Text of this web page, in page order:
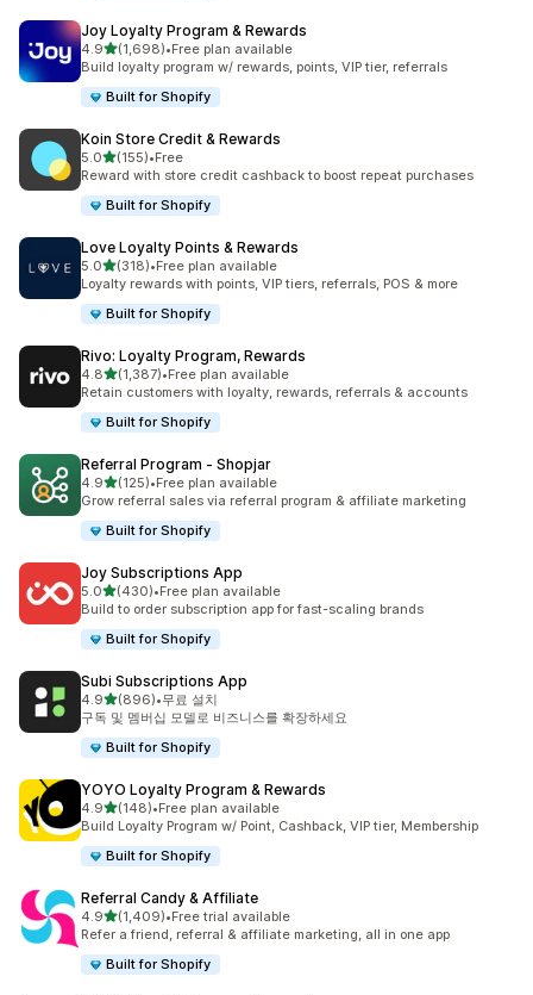
Joy Loyalty Program & Rewards
4.9별 5개 중
(1,698)
총 리뷰 1698개
•Free plan available
Build loyalty program w/ rewards, points, VIP tier, referrals
Built for Shopify
Koin Store Credit & Rewards
5.0별 5개 중
(155)
총 리뷰 155개
•Free
Reward with store credit cashback to boost repeat purchases
Built for Shopify
Love Loyalty Points & Rewards
5.0별 5개 중
(318)
총 리뷰 318개
•Free plan available
Loyalty rewards with points, VIP tiers, referrals, POS & more
Built for Shopify
Rivo: Loyalty Program, Rewards
4.8별 5개 중
(1,387)
총 리뷰 1387개
•Free plan available
Retain customers with loyalty, rewards, referrals & accounts
Built for Shopify
Referral Program ‑ Shopjar
4.9별 5개 중
(125)
총 리뷰 125개
•Free plan available
Grow referral sales via referral program & affiliate marketing
Built for Shopify
Joy Subscriptions App
5.0별 5개 중
(430)
총 리뷰 430개
•Free plan available
Build to order subscription app for fast-scaling brands
Built for Shopify
Subi Subscriptions App
4.9별 5개 중
(896)
총 리뷰 896개
•무료 설치
구독 및 멤버십 모델로 비즈니스를 확장하세요
Built for Shopify
YOYO Loyalty Program & Rewards
4.9별 5개 중
(148)
총 리뷰 148개
•Free plan available
Build Loyalty Program w/ Point, Cashback, VIP tier, Membership
Built for Shopify
Referral Candy & Affiliate
4.9별 5개 중
(1,409)
총 리뷰 1409개
•Free trial available
Refer a friend, referral & affiliate marketing, all in one app
Built for Shopify